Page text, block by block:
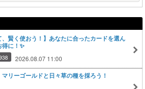
、賢く使おう！】あなたに合ったカードを選ん
に！✨
2026.08.07 11:00
リーゴールドと日々草の種を採ろう！